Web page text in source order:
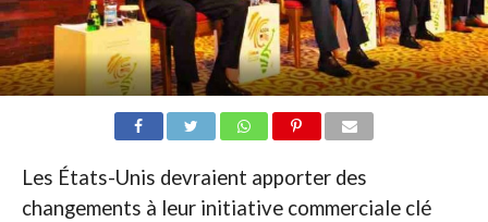
Les États-Unis devraient apporter des
changements à leur initiative commerciale clé